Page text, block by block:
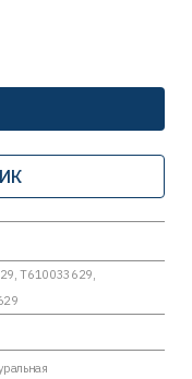
T610033629,